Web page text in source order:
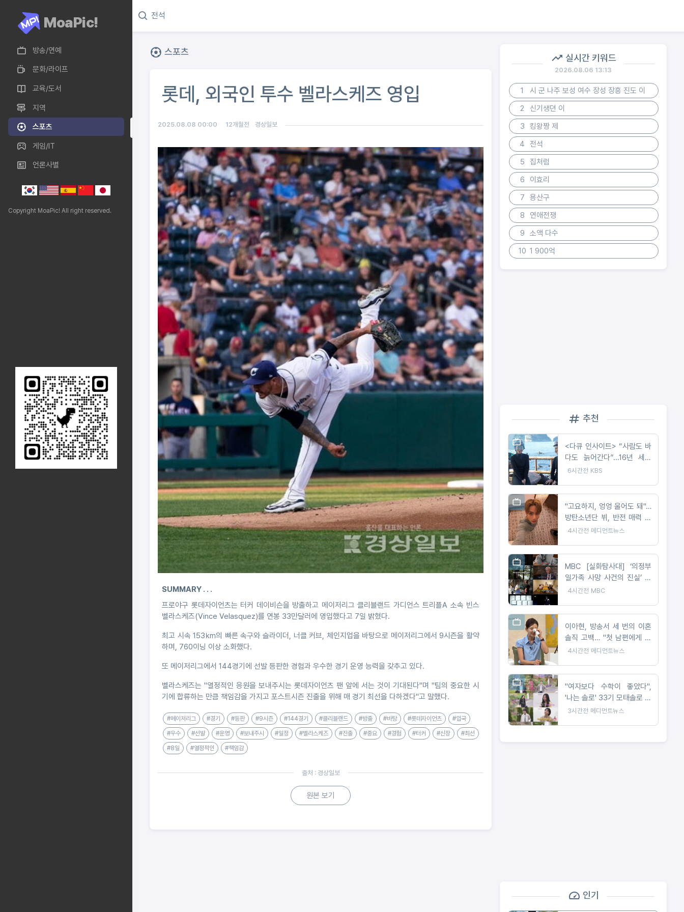
MoaPic!
방송/연예
문화/라이프
교육/도서
지역
스포츠
게임/IT
언론사별
Copyright MoaPic! All right reserved.
스포츠
롯데, 외국인 투수 벨라스케즈 영입
2025.08.08 00:00 12개월전 경상일보
SUMMARY . . .
프로야구 롯데자이언츠는 터커 데이비슨을 방출하고 메이저리그 클리블랜드 가디언스 트리플A 소속 빈스
벨라스케즈(Vince Velasquez)를 연봉 33만달러에 영입했다고 7일 밝혔다.
최고 시속 153㎞의 빠른 속구와 슬라이더, 너클 커브, 체인지업을 바탕으로 메이저리그에서 9시즌을 활약
하며, 760이닝 이상 소화했다.
또 메이저리그에서 144경기에 선발 등판한 경험과 우수한 경기 운영 능력을 갖추고 있다.
벨라스케즈는 "열정적인 응원을 보내주시는 롯데자이언츠 팬 앞에 서는 것이 기대된다"며 "팀의 중요한 시
기에 합류하는 만큼 책임감을 가지고 포스트시즌 진출을 위해 매 경기 최선을 다하겠다"고 말했다.
#메이저리그 #경기 #등판 #9시즌 #144경기 #클리블랜드 #방출 #바탕 #롯데자이언츠 #입국
#우수 #선발 #운영 #보내주시 #일정 #벨라스케즈 #진출 #중요 #경험 #터커 #신장 #최선
#8일 #열정적인 #책임감
출처 : 경상일보
원본 보기
실시간 키워드
2026.08.06 13:13
1
시 군 나주 보성 여수 장성 장흥 진도 이
2
신기생뎐 이
3
킹왕짱 제
4
전석
5
집처럼
6
이효리
7
용산구
8
연애전쟁
9
소액 다수
10 1 900억
추천
<다큐 인사이트> “사람도 바
다도 늙어간다”...16년 세월
달라진 제주 바다, 해녀들의
6시간전 KBS
"고요하지, 엉엉 울어도 돼"…
방탄소년단 뷔, 반전 매력 근
황 공개
4시간전 메디먼트뉴스
MBC [실화탐사대] ‘의정부
일가족 사망 사건의 진실’ 오
늘(6일) 밤 9시 방송
4시간전 MBC
이아현, 방송서 세 번의 이혼
솔직 고백… "첫 남편에게 가
장 미안해"
4시간전 메디먼트뉴스
"여자보다 수학이 좋았다",
'나는 솔로' 33기 모태솔로 특
징 총집합
3시간전 메디먼트뉴스
인기